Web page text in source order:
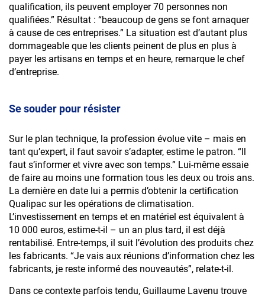
qualification, ils peuvent employer 70 personnes non
qualifiées.” Résultat : “beaucoup de gens se font arnaquer
à cause de ces entreprises.” La situation est d’autant plus
dommageable que les clients peinent de plus en plus à
payer les artisans en temps et en heure, remarque le chef
d’entreprise.
Se souder pour résister
Sur le plan technique, la profession évolue vite – mais en
tant qu’expert, il faut savoir s’adapter, estime le patron. “Il
faut s’informer et vivre avec son temps.” Lui-même essaie
de faire au moins une formation tous les deux ou trois ans.
La dernière en date lui a permis d’obtenir la certification
Qualipac sur les opérations de climatisation.
L’investissement en temps et en matériel est équivalent à
10 000 euros, estime-t-il – un an plus tard, il est déjà
rentabilisé. Entre-temps, il suit l’évolution des produits chez
les fabricants. “Je vais aux réunions d’information chez les
fabricants, je reste informé des nouveautés”, relate-t-il.
Dans ce contexte parfois tendu, Guillaume Lavenu trouve
Accéder au site
Accéder au site